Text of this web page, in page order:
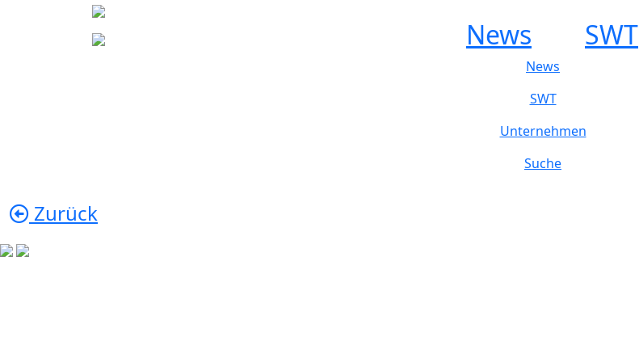
News SWT
News
SWT
Unternehmen
Suche
Zurück